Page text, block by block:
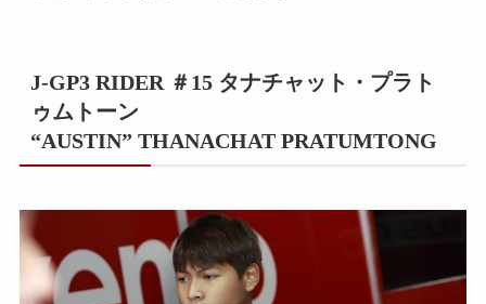
J-GP3 RIDER ＃15 タナチャット・プラト
ゥムトーン
“AUSTIN” THANACHAT PRATUMTONG